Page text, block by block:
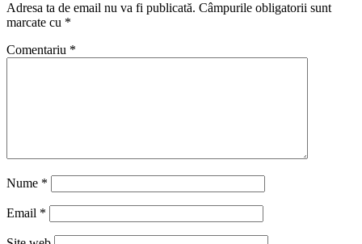
Adresa ta de email nu va fi publicată. Câmpurile obligatorii sunt
marcate cu *
Comentariu *
Nume *
Email *